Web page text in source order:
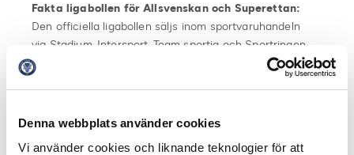
Denna webbplats använder cookies
Vi använder cookies och liknande teknologier för att
Fakta ligabollen för Allsvenskan och Superettan:
Den officiella ligabollen säljs inom sportvaruhandeln
via Stadium, Intersport, Team sportia och Sportringen
SELECT och deras dotterbolag Derbystar tillhandahåller
europeiska ligor, däribland tyska Bundesliga, holländska